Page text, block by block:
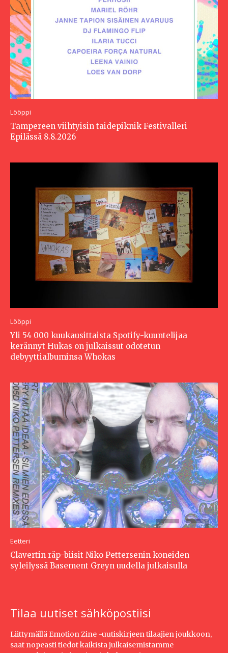
Lööppi
Tampereen viihtyisin taidepiknik Festivalleri
Epilässä 8.8.2026
Lööppi
Yli 54 000 kuukausittaista Spotify-kuuntelijaa
kerännyt Hukas on julkaissut odotetun
debyyttialbuminsa Whokas
Eetteri
Clavertin räp-biisit Niko Pettersenin koneiden
syleilyssä Basement Greyn uudella julkaisulla
Tilaa uutiset sähköpostiisi
Liittymällä Emotion Zine -uutiskirjeen tilaajien joukkoon,
saat nopeasti tiedot kaikista julkaisemistamme